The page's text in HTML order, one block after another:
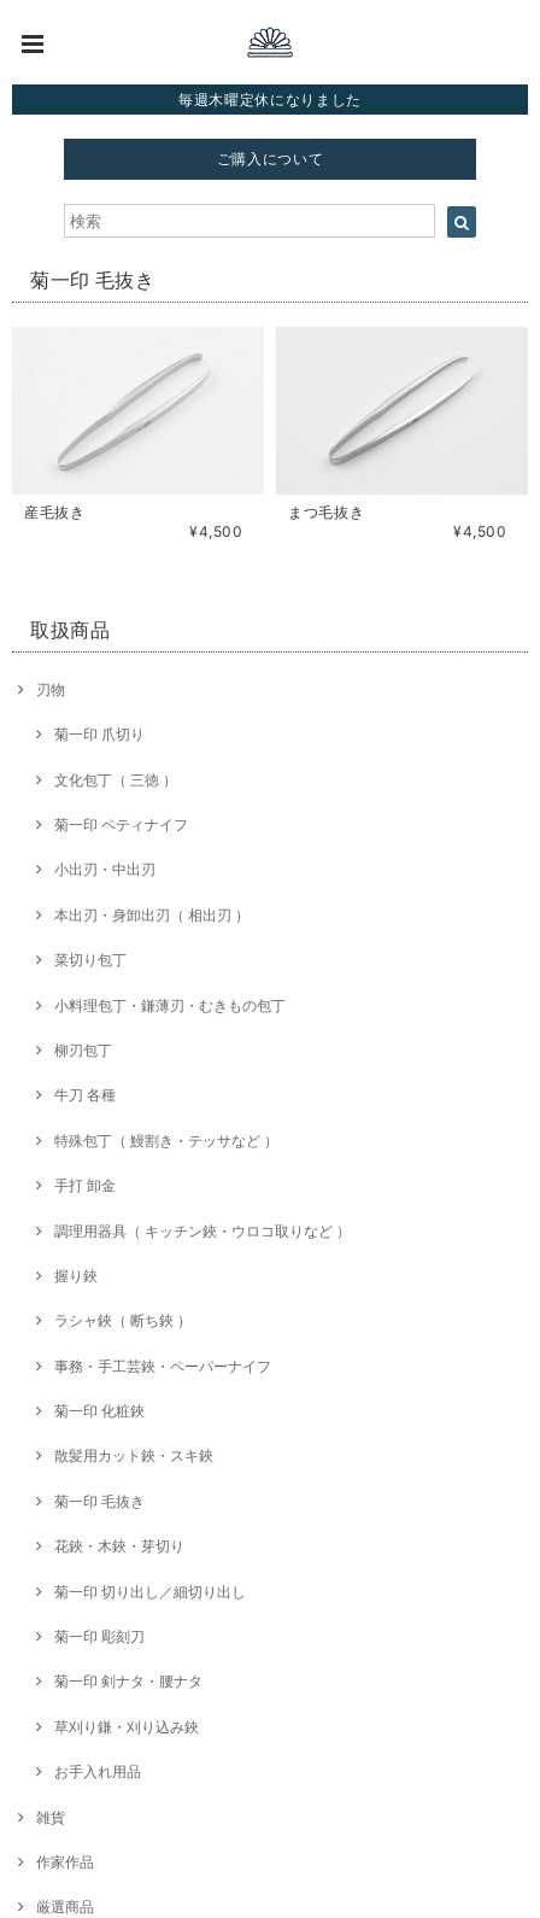
毎週木曜定休になりました
ご購入について
菊一印 毛抜き
産毛抜き
¥4,500
まつ毛抜き
¥4,500
取扱商品
刃物
菊一印 爪切り
文化包丁（ 三徳 ）
菊一印 ペティナイフ
小出刃・中出刃
本出刃・身卸出刃（ 相出刃 ）
菜切り包丁
小料理包丁・鎌薄刃・むきもの包丁
柳刃包丁
牛刀 各種
特殊包丁（ 鰻割き・テッサなど ）
手打 卸金
調理用器具（ キッチン鋏・ウロコ取りなど ）
握り鋏
ラシャ鋏（ 断ち鋏 ）
事務・手工芸鋏・ペーパーナイフ
菊一印 化粧鋏
散髪用カット鋏・スキ鋏
菊一印 毛抜き
花鋏・木鋏・芽切り
菊一印 切り出し／細切り出し
菊一印 彫刻刀
菊一印 剣ナタ・腰ナタ
草刈り鎌・刈り込み鋏
お手入れ用品
雑貨
作家作品
厳選商品